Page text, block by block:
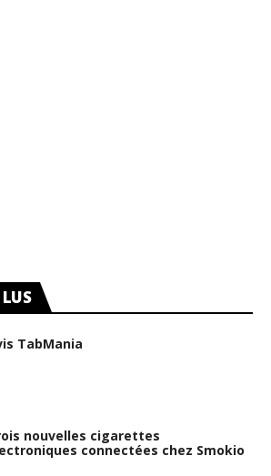
TabMania
nouvelles cigarettes
connectées chez Smokio